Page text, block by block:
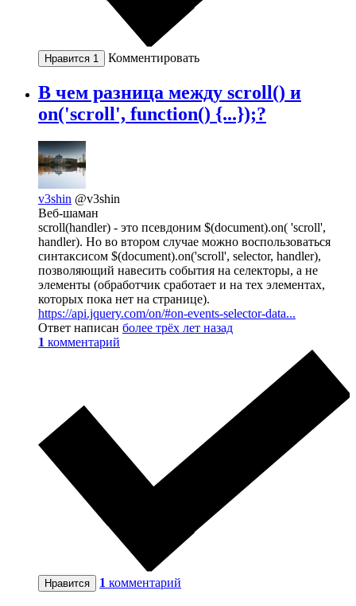
Нравится 1 Комментировать
В чем разница между scroll() и
on('scroll', function() {...});?
v3shin @v3shin
Веб-шаман
scroll(handler) - это псевдоним $(document).on( 'scroll',
handler). Но во втором случае можно воспользоваться
синтаксисом $(document).on('scroll', selector, handler),
позволяющий навесить события на селекторы, а не
элементы (обработчик сработает и на тех элементах,
которых пока нет на странице).
https://api.jquery.com/on/#on-events-selector-data...
Ответ написан более трёх лет назад
1 комментарий
Нравится 1 комментарий